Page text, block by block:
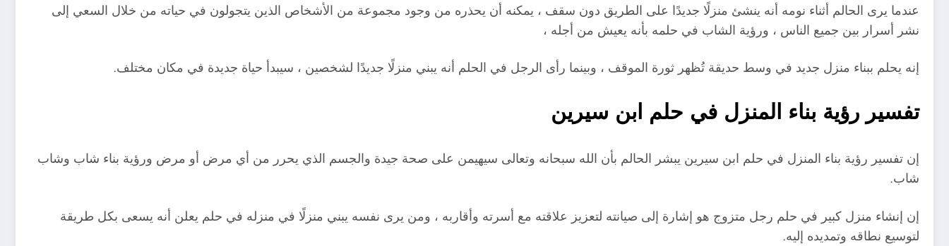
عندما يرى الحالم أثناء نومه أنه ينشئ منزلًا جديدًا على الطريق دون سقف ، يمكنه أن يحذره من وجود مجموعة من الأشخاص الذين يتجولون في حياته من خلال السعي إلى
نشر أسرار بين جميع الناس ، ورؤية الشاب في حلمه بأنه يعيش من أجله ،
إنه يحلم ببناء منزل جديد في وسط حديقة تُظهر ثورة الموقف ، وبينما رأى الرجل في الحلم أنه يبني منزلًا جديدًا لشخصين ، سيبدأ حياة جديدة في مكان مختلف.
تفسير رؤية بناء المنزل في حلم ابن سيرين
إن تفسير رؤية بناء المنزل في حلم ابن سيرين يبشر الحالم بأن الله سبحانه وتعالى سيهيمن على صحة جيدة والجسم الذي يحرر من أي مرض أو مرض ورؤية بناء شاب وشاب
شاب.
إن إنشاء منزل كبير في حلم رجل متزوج هو إشارة إلى صيانته لتعزيز علاقته مع أسرته وأقاربه ، ومن يرى نفسه يبني منزلًا في منزله في حلم يعلن أنه يسعى بكل طريقة
لتوسيع نطاقه وتمديده إليه.